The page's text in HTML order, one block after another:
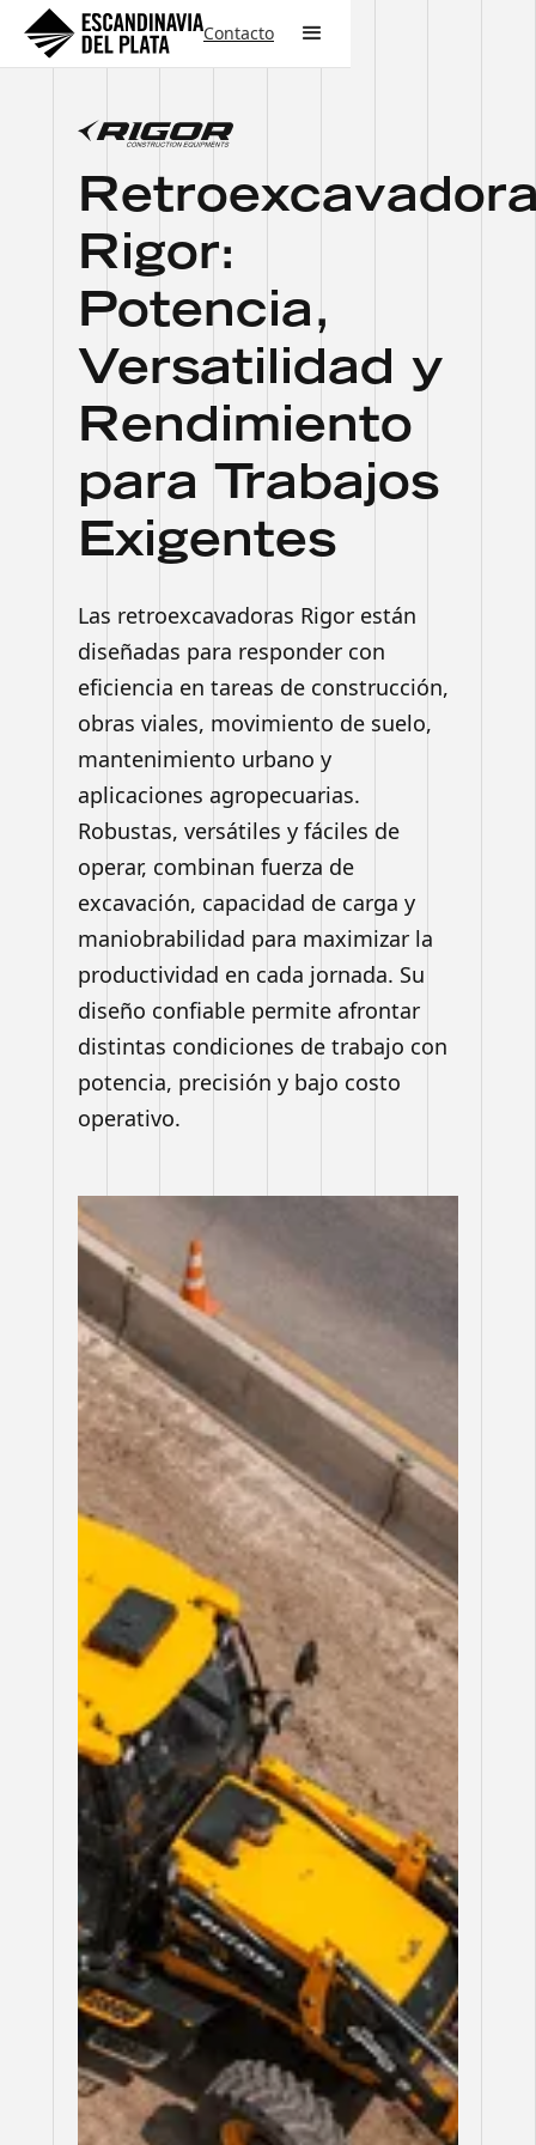
Contacto
Rigor:
Potencia,
Versatilidad y
Rendimiento
para Trabajos
Exigentes
Las retroexcavadoras Rigor están
diseñadas para responder con
eficiencia en tareas de construcción,
obras viales, movimiento de suelo,
mantenimiento urbano y
aplicaciones agropecuarias.
Robustas, versátiles y fáciles de
operar, combinan fuerza de
excavación, capacidad de carga y
maniobrabilidad para maximizar la
productividad en cada jornada. Su
diseño confiable permite afrontar
distintas condiciones de trabajo con
potencia, precisión y bajo costo
operativo.